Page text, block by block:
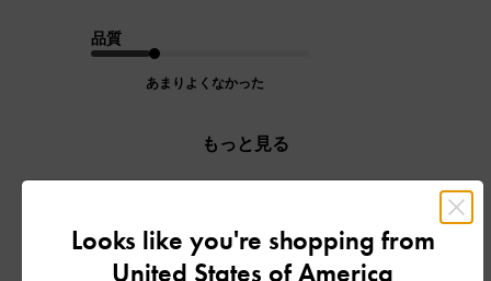
品質
あまりよくなかった
もっと見る
並べ替え: 最新
Looks like you're shopping from
United States of America